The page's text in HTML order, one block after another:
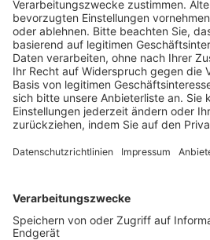
Schulungsangebot Vereinsmitarbeiter
BFV-Geschäftsstellen
Trainerbörse
Login SpielPlus
FOLGE DEM BFV
TOP-VEREINE